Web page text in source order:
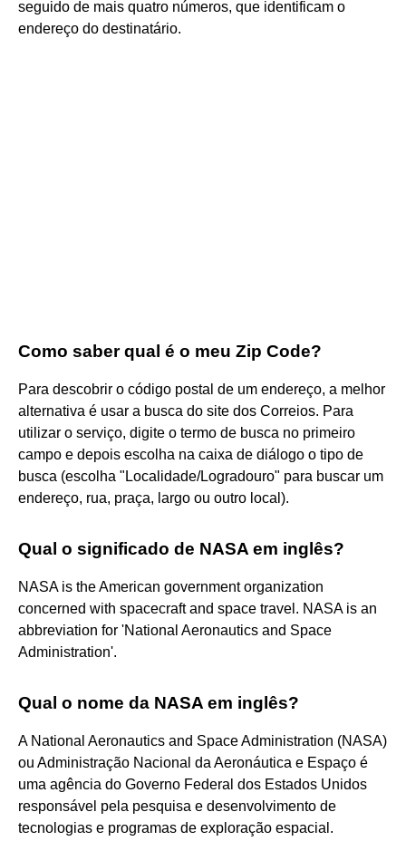
seguido de mais quatro números, que identificam o
endereço do destinatário.
Como saber qual é o meu Zip Code?
Para descobrir o código postal de um endereço, a melhor
alternativa é usar a busca do site dos Correios. Para
utilizar o serviço, digite o termo de busca no primeiro
campo e depois escolha na caixa de diálogo o tipo de
busca (escolha "Localidade/Logradouro" para buscar um
endereço, rua, praça, largo ou outro local).
Qual o significado de NASA em inglês?
NASA is the American government organization
concerned with spacecraft and space travel. NASA is an
abbreviation for 'National Aeronautics and Space
Administration'.
Qual o nome da NASA em inglês?
A National Aeronautics and Space Administration (NASA)
ou Administração Nacional da Aeronáutica e Espaço é
uma agência do Governo Federal dos Estados Unidos
responsável pela pesquisa e desenvolvimento de
tecnologias e programas de exploração espacial.